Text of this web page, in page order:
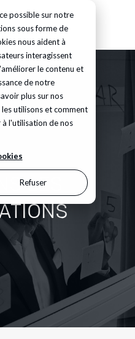
possible sur notre
sous forme de
nous aident à
interagissent
le contenu et
de notre
plus sur nos
utilisons et comment
à l'utilisation de nos
Refuser
LES